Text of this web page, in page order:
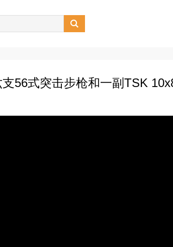

56式突击步枪和一副TSK